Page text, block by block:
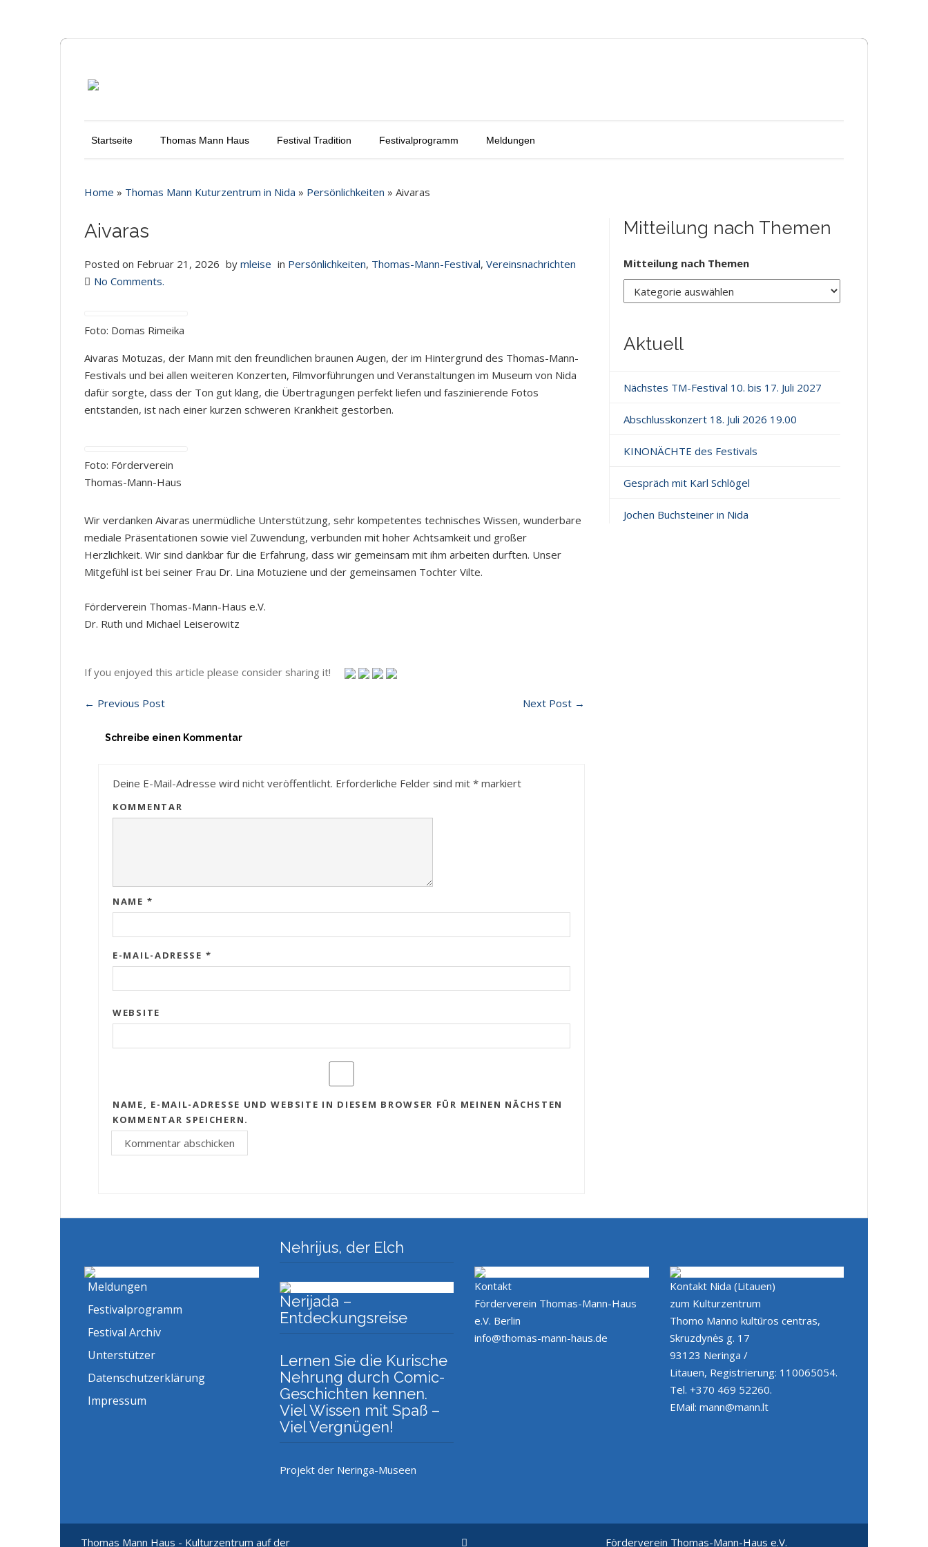
Startseite Thomas Mann Haus Festival Tradition Festivalprogramm Meldungen
Home » Thomas Mann Kuturzentrum in Nida » Persönlichkeiten » Aivaras
Aivaras
Posted on Februar 21, 2026 by mleise in Persönlichkeiten, Thomas-Mann-Festival, Vereinsnachrichten
No Comments.
Foto: Domas Rimeika
Aivaras Motuzas, der Mann mit den freundlichen braunen Augen, der im Hintergrund des Thomas-Mann-
Festivals und bei allen weiteren Konzerten, Filmvorführungen und Veranstaltungen im Museum von Nida
dafür sorgte, dass der Ton gut klang, die Übertragungen perfekt liefen und faszinierende Fotos
entstanden, ist nach einer kurzen schweren Krankheit gestorben.
Foto: Förderverein
Thomas-Mann-Haus
Wir verdanken Aivaras unermüdliche Unterstützung, sehr kompetentes technisches Wissen, wunderbare
mediale Präsentationen sowie viel Zuwendung, verbunden mit hoher Achtsamkeit und großer
Herzlichkeit. Wir sind dankbar für die Erfahrung, dass wir gemeinsam mit ihm arbeiten durften. Unser
Mitgefühl ist bei seiner Frau Dr. Lina Motuziene und der gemeinsamen Tochter Vilte.
Förderverein Thomas-Mann-Haus e.V.
Dr. Ruth und Michael Leiserowitz
If you enjoyed this article please consider sharing it!
← Previous Post Next Post →
Schreibe einen Kommentar
Deine E-Mail-Adresse wird nicht veröffentlicht. Erforderliche Felder sind mit * markiert
KOMMENTAR
NAME *
E-MAIL-ADRESSE *
WEBSITE
NAME, E-MAIL-ADRESSE UND WEBSITE IN DIESEM BROWSER FÜR MEINEN NÄCHSTEN
KOMMENTAR SPEICHERN.
Mitteilung nach Themen
Mitteilung nach Themen
Aktuell
Nächstes TM-Festival 10. bis 17. Juli 2027
Abschlusskonzert 18. Juli 2026 19.00
KINONÄCHTE des Festivals
Gespräch mit Karl Schlögel
Jochen Buchsteiner in Nida
Meldungen
Festivalprogramm
Festival Archiv
Unterstützer
Datenschutzerklärung
Impressum
Nehrijus, der Elch
Nerijada –
Entdeckungsreise
Lernen Sie die Kurische
Nehrung durch Comic-
Geschichten kennen.
Viel Wissen mit Spaß –
Viel Vergnügen!
Projekt der Neringa-Museen
Kontakt
Förderverein Thomas-Mann-Haus
e.V. Berlin
info@thomas-mann-haus.de
Kontakt Nida (Litauen)
zum Kulturzentrum
Thomo Manno kultūros centras,
Skruzdynės g. 17
93123 Neringa /
Litauen, Registrierung: 110065054.
Tel. +370 469 52260.
EMail: mann@mann.lt
Thomas Mann Haus - Kulturzentrum auf der Förderverein Thomas-Mann-Haus e.V.